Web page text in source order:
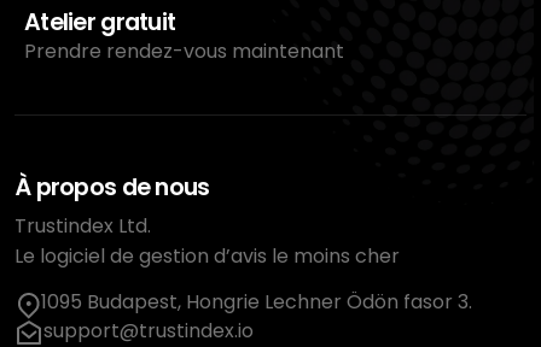
Atelier gratuit
Prendre rendez-vous maintenant
À propos de nous
Trustindex Ltd.
Le logiciel de gestion d’avis le moins cher
1095 Budapest, Hongrie Lechner Ödön fasor 3.
support@trustindex.io